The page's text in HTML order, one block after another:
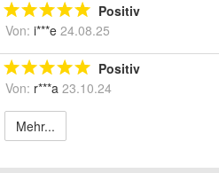
Positiv
Von: i***e 24.08.25
Positiv
Von: r***a 23.10.24
Mehr...